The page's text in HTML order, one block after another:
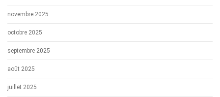
novembre 2025
octobre 2025
septembre 2025
août 2025
juillet 2025